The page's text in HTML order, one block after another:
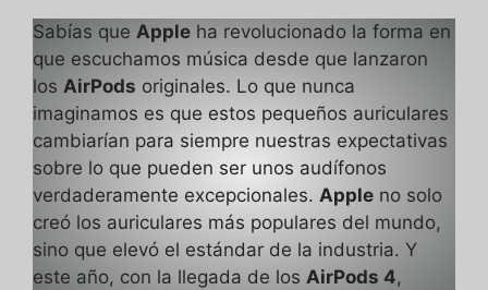
Sabías que Apple ha revolucionado la forma en
que escuchamos música desde que lanzaron
los AirPods originales. Lo que nunca
imaginamos es que estos pequeños auriculares
cambiarían para siempre nuestras expectativas
sobre lo que pueden ser unos audífonos
verdaderamente excepcionales. Apple no solo
creó los auriculares más populares del mundo,
sino que elevó el estándar de la industria. Y
este año, con la llegada de los AirPods 4,